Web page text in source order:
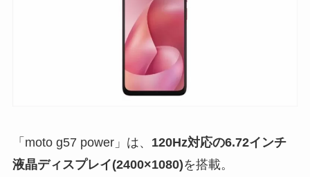
「moto g57 power」は、 120Hz対応の6.72インチ
液晶ディスプレイ(2400×1080)を搭載。